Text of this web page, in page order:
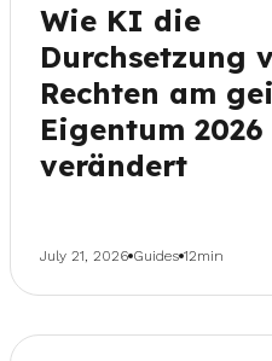
Wie KI die
Durchsetzung
Rechten am
Eigentum 2026
verändert
July 21, 2026 Guides 12min